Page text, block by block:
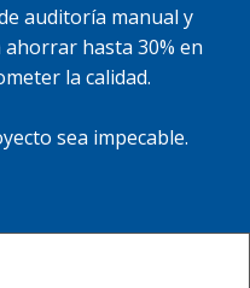
auditoría manual y
hasta 30% en
la calidad.
sea impecable.